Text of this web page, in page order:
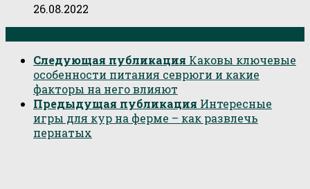
26.08.2022
Следующая публикация Каковы ключевые
особенности питания севрюги и какие
факторы на него влияют
Предыдущая публикация Интересные
игры для кур на ферме – как развлечь
пернатых